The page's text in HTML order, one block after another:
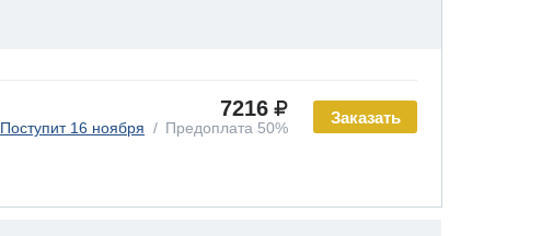
Заказать
7216
Поступит 16 ноября Предоплата 50%